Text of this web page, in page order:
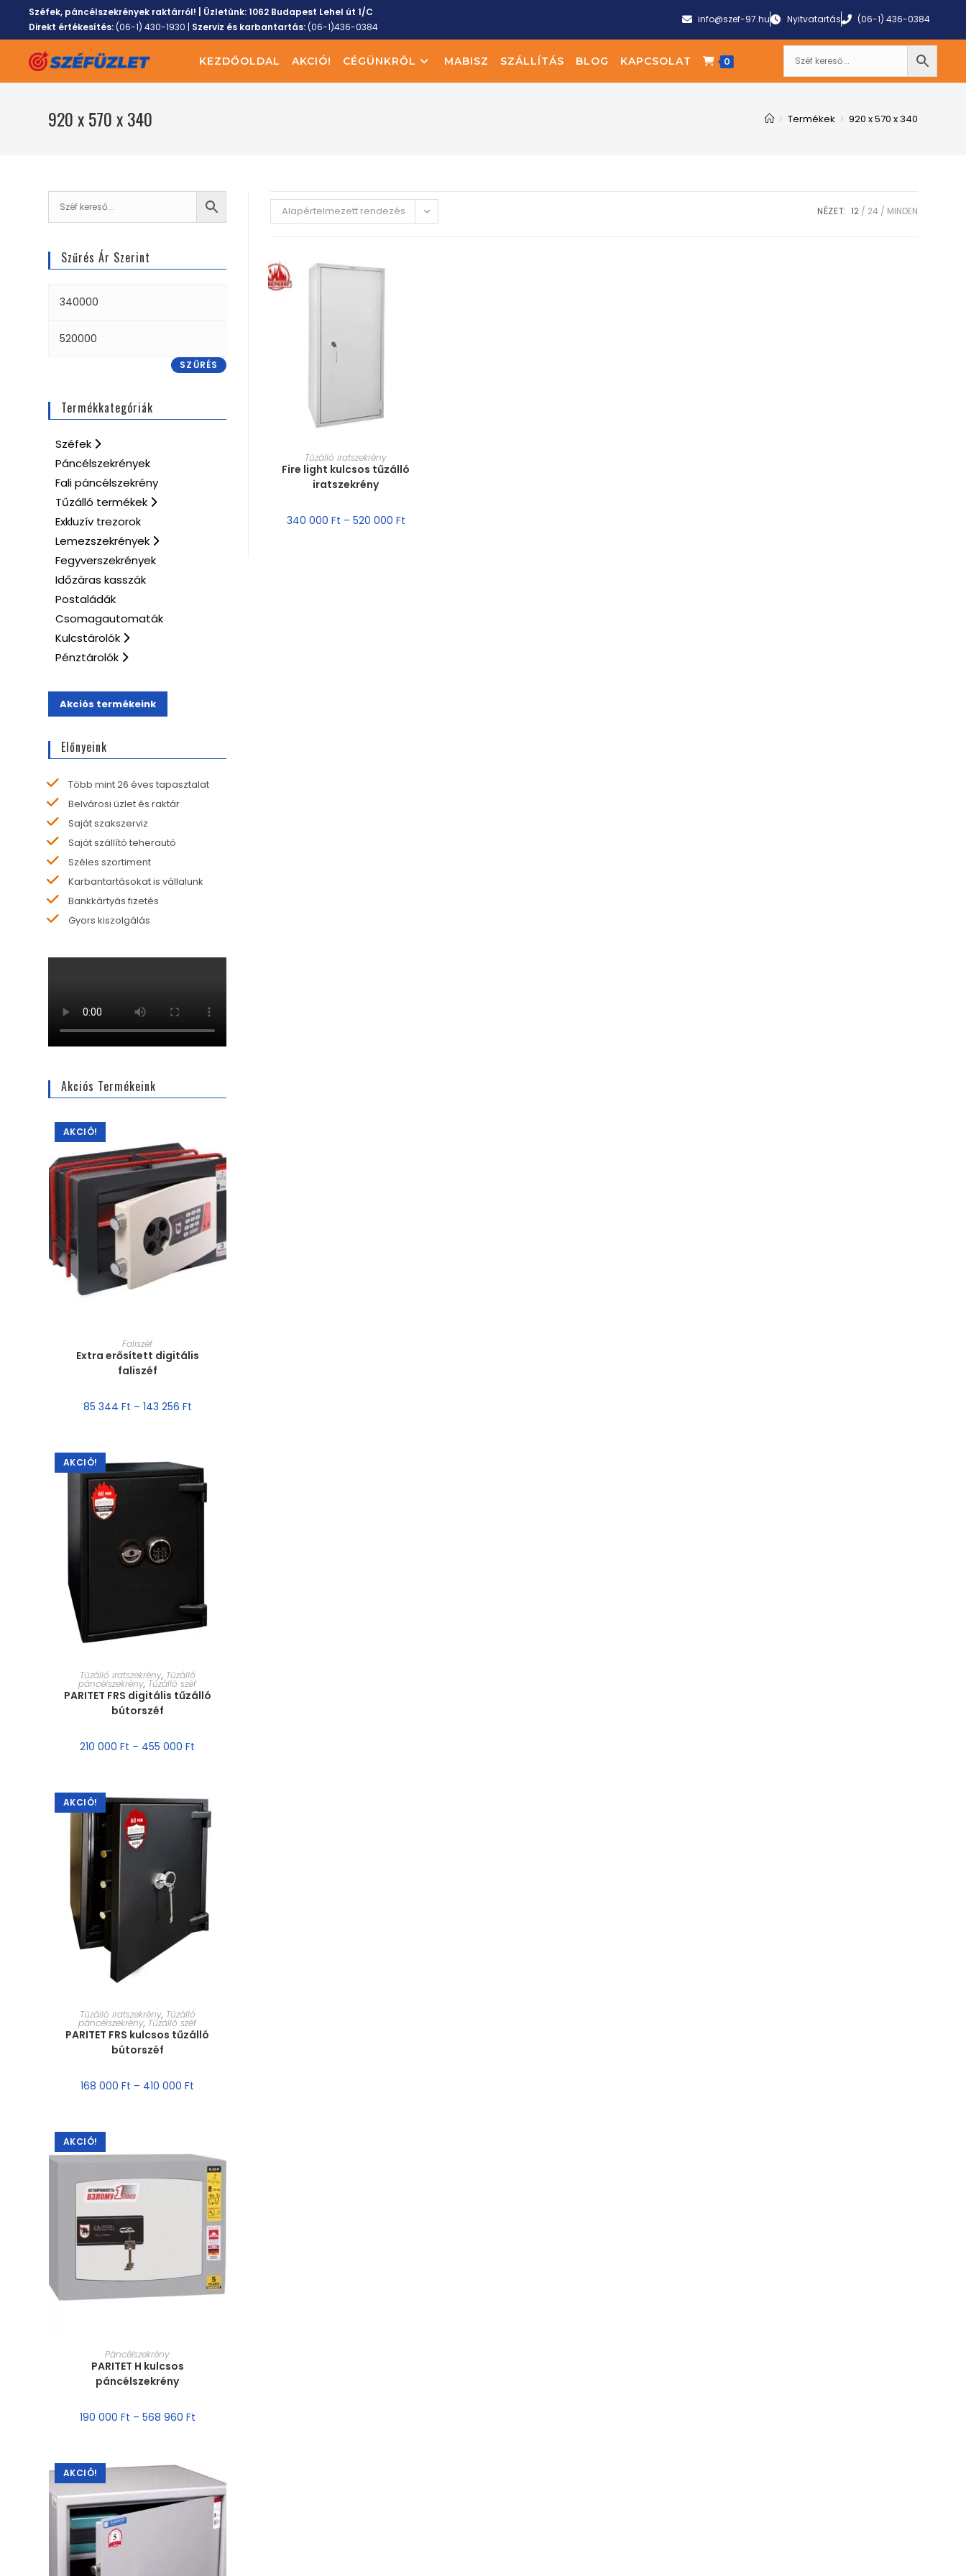
Széfek, páncélszekrények raktárról! | Üzletünk:1062 Budapest Lehel út 1/C
Direkt értékesítés:(06-1) 430-1930 | Szerviz és karbantartás:(06-1)436-0384
info@szef-97.hu Nyitvatartás (06-1) 436-0384
KEZDŐOLDAL AKCIÓ! CÉGÜNKRŐL MABISZ SZÁLLÍTÁS BLOG KAPCSOLAT 0
920 x 570 x 340 > Termékek > 920 x 570 x 340
Alapértelmezett rendezés NÉZET: 12 24 MINDEN
MÉRET VÁLASZTÁSA
Tűzálló iratszekrény
Fire light kulcsos tűzálló
iratszekrény
340 000 Ft – 520 000 Ft
Szűrés Ár Szerint
SZŰRÉS
Termékkategóriák
Széfek
Páncélszekrények
Fali páncélszekrény
Tűzálló termékek
Exkluzív trezorok
Lemezszekrények
Fegyverszekrények
Időzáras kasszák
Postaládák
Csomagautomaták
Kulcstárolók
Pénztárolók
Akciós termékeink
Előnyeink
Több mint 26 éves tapasztalat
Belvárosi üzlet és raktár
Saját szakszerviz
Saját szállító teherautó
Széles szortiment
Karbantartásokat is vállalunk
Bankkártyás fizetés
Gyors kiszolgálás
Akciós Termékeink
AKCIÓ!
MÉRET VÁLASZTÁSA
Faliszéf
Extra erősített digitális
faliszéf
85 344 Ft – 143 256 Ft
AKCIÓ!
MÉRET VÁLASZTÁSA
Tűzálló iratszekrény, Tűzálló
páncélszekrény, Tűzálló széf
PARITET FRS digitális tűzálló
bútorszéf
210 000Ft – 455 000Ft
AKCIÓ!
MÉRET VÁLASZTÁSA
Tűzálló iratszekrény, Tűzálló
páncélszekrény, Tűzálló széf
PARITET FRS kulcsos tűzálló
bútorszéf
168 000Ft – 410 000Ft
AKCIÓ!
MÉRET VÁLASZTÁSA
Páncélszekrény
PARITET H kulcsos
páncélszekrény
190 000 Ft – 568 960 Ft
AKCIÓ!